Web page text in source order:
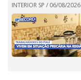
INTERIOR SP / 06/08/2026